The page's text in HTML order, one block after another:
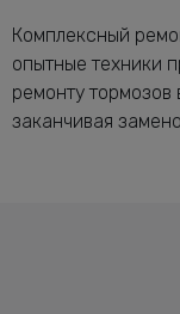
Комплексный
опытные техники
ремонту тормозов
заканчивая